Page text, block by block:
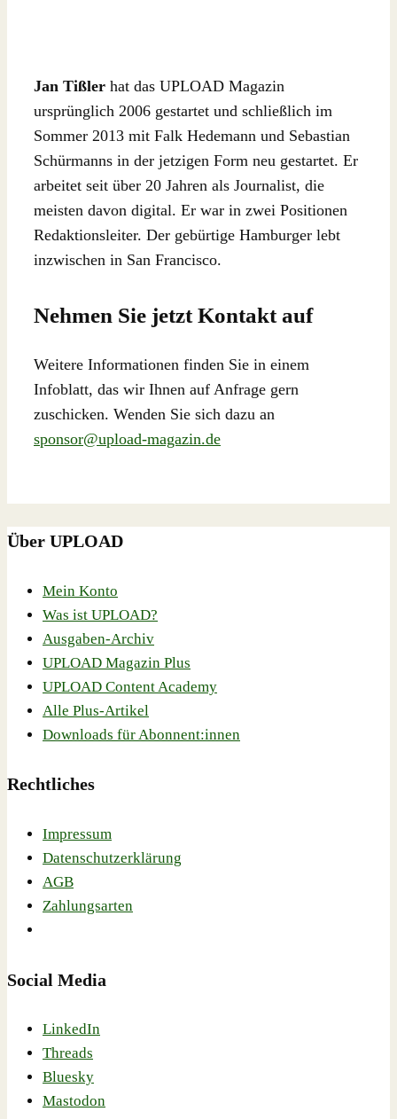
Jan Tißler hat das UPLOAD Magazin
ursprünglich 2006 gestartet und schließlich im
Sommer 2013 mit Falk Hedemann und Sebastian
Schürmanns in der jetzigen Form neu gestartet. Er
arbeitet seit über 20 Jahren als Journalist, die
meisten davon digital. Er war in zwei Positionen
Redaktionsleiter. Der gebürtige Hamburger lebt
inzwischen in San Francisco.
Nehmen Sie jetzt Kontakt auf
Weitere Informationen finden Sie in einem
Infoblatt, das wir Ihnen auf Anfrage gern
zuschicken. Wenden Sie sich dazu an
sponsor@upload-magazin.de
Über UPLOAD
Mein Konto
Was ist UPLOAD?
Ausgaben-Archiv
UPLOAD Magazin Plus
UPLOAD Content Academy
Alle Plus-Artikel
Downloads für Abonnent:innen
Rechtliches
Impressum
Datenschutzerklärung
AGB
Zahlungsarten
Social Media
LinkedIn
Threads
Bluesky
Mastodon